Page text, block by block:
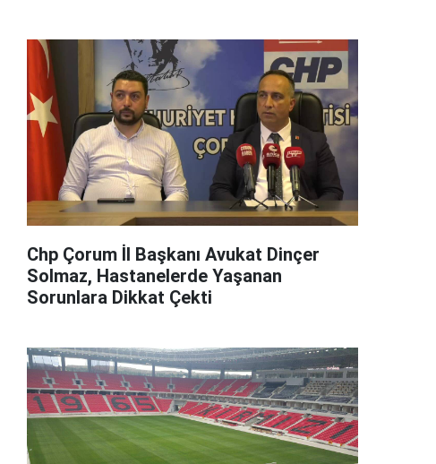
Chp Çorum İl Başkanı Avukat Dinçer
Solmaz, Hastanelerde Yaşanan
Sorunlara Dikkat Çekti